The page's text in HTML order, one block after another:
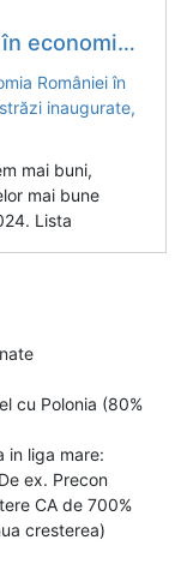
intrăm în sfârșit în Schengen
mai buni,
mai bune
Lista
cu Polonia (80%
in liga mare:
ex. Precon
CA de 700%
cresterea)